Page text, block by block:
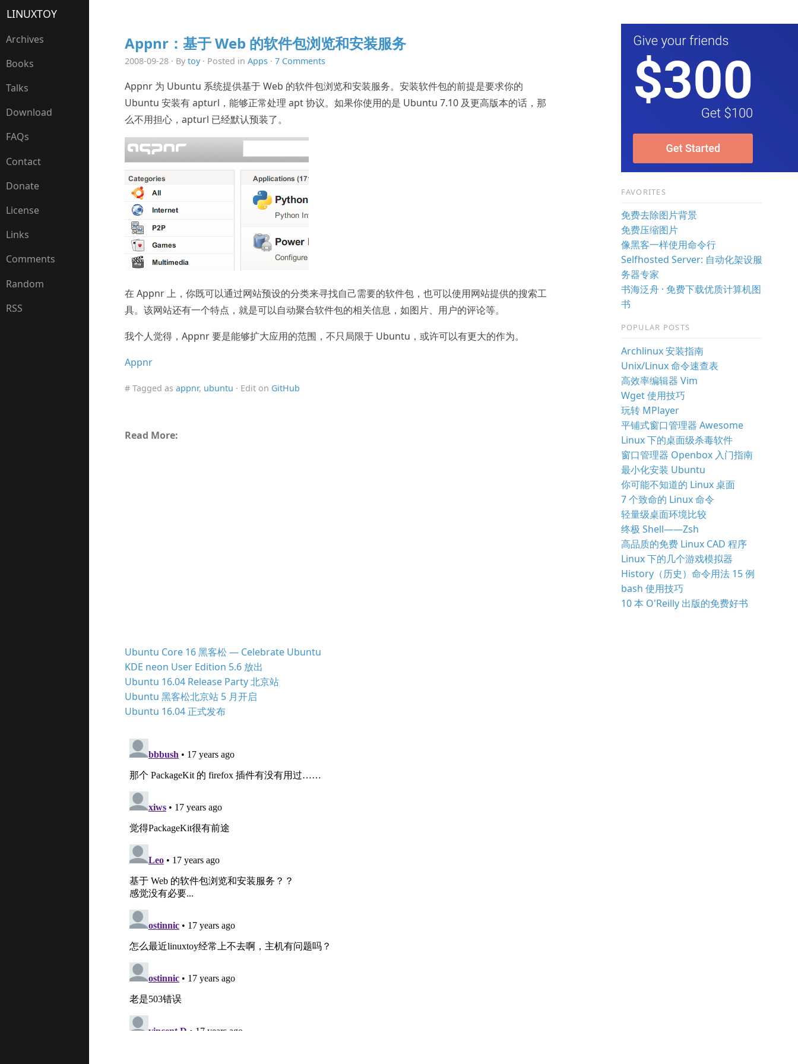
LINUXTOY
Archives
Books
Talks
Download
FAQs
Contact
Donate
License
Links
Comments
Random
RSS
Appnr：基于 Web 的软件包浏览和安装服务
2008-09-28 · By toy· Posted in Apps· 7 Comments
Appnr 为 Ubuntu 系统提供基于 Web 的软件包浏览和安装服务。安装软件包的前提是要求你的
Ubuntu 安装有 apturl，能够正常处理 apt 协议。如果你使用的是 Ubuntu 7.10 及更高版本的话，那
么不用担心，apturl 已经默认预装了。
在 Appnr 上，你既可以通过网站预设的分类来寻找自己需要的软件包，也可以使用网站提供的搜索工
具。该网站还有一个特点，就是可以自动聚合软件包的相关信息，如图片、用户的评论等。
我个人觉得，Appnr 要是能够扩大应用的范围，不只局限于 Ubuntu，或许可以有更大的作为。
Appnr
# Tagged as appnr, ubuntu · Edit on GitHub
Read More:
Ubuntu Core 16 黑客松 — Celebrate Ubuntu
KDE neon User Edition 5.6 放出
Ubuntu 16.04 Release Party 北京站
Ubuntu 黑客松北京站 5 月开启
Ubuntu 16.04 正式发布
FAVORITES
免费去除图片背景
免费压缩图片
像黑客一样使用命令行
Selfhosted Server: 自动化架设服
务器专家
书海泛舟 · 免费下载优质计算机图
书
POPULAR POSTS
Archlinux 安装指南
Unix/Linux 命令速查表
高效率编辑器 Vim
Wget 使用技巧
玩转 MPlayer
平铺式窗口管理器 Awesome
Linux 下的桌面级杀毒软件
窗口管理器 Openbox 入门指南
最小化安装 Ubuntu
你可能不知道的 Linux 桌面
7 个致命的 Linux 命令
轻量级桌面环境比较
终极 Shell——Zsh
高品质的免费 Linux CAD 程序
Linux 下的几个游戏模拟器
History（历史）命令用法 15 例
bash 使用技巧
10 本 O'Reilly 出版的免费好书